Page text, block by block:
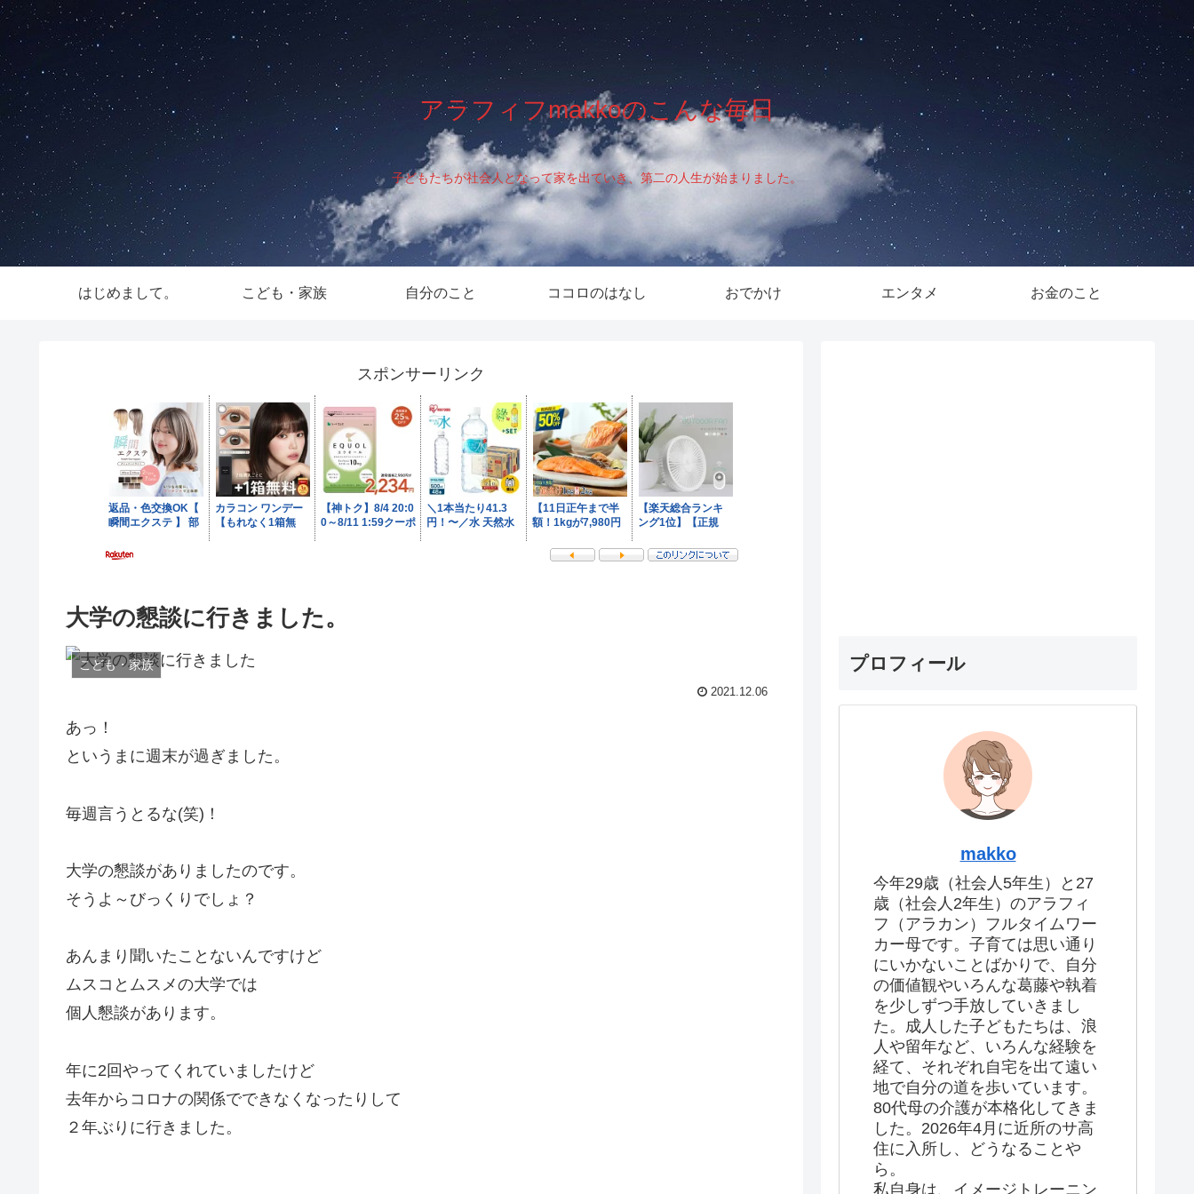
アラフィフmakkoのこんな毎日
子どもたちが社会人となって家を出ていき、第二の人生が始まりました。
はじめまして。 こども・家族 自分のこと ココロのはなし おでかけ エンタメ お金のこと
スポンサーリンク
大学の懇談に行きました。
こども・家族
2021.12.06
あっ！
というまに週末が過ぎました。
毎週言うとるな(笑)！
大学の懇談がありましたのです。
そうよ～びっくりでしょ？
あんまり聞いたことないんですけど
ムスコとムスメの大学では
個人懇談があります。
年に2回やってくれていましたけど
去年からコロナの関係でできなくなったりして
２年ぶりに行きました。
プロフィール
makko
今年29歳（社会人5年生）と27
歳（社会人2年生）のアラフィ
フ（アラカン）フルタイムワー
カー母です。子育ては思い通り
にいかないことばかりで、自分
の価値観やいろんな葛藤や執着
を少しずつ手放していきまし
た。成人した子どもたちは、浪
人や留年など、いろんな経験を
経て、それぞれ自宅を出て遠い
地で自分の道を歩いています。
80代母の介護が本格化してきま
した。2026年4月に近所のサ高
住に入所し、どうなることや
ら。
私自身は、イメージトレーニン